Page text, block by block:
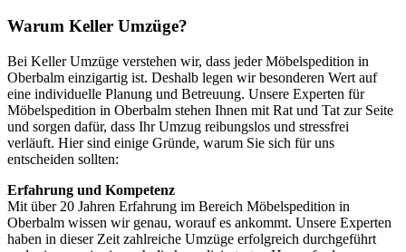
Warum Keller Umzüge?
Bei Keller Umzüge verstehen wir, dass jeder Möbelspedition in
Oberbalm einzigartig ist. Deshalb legen wir besonderen Wert auf
eine individuelle Planung und Betreuung. Unsere Experten für
Möbelspedition in Oberbalm stehen Ihnen mit Rat und Tat zur Seite
und sorgen dafür, dass Ihr Umzug reibungslos und stressfrei
verläuft. Hier sind einige Gründe, warum Sie sich für uns
entscheiden sollten:
Erfahrung und Kompetenz
Mit über 20 Jahren Erfahrung im Bereich Möbelspedition in
Oberbalm wissen wir genau, worauf es ankommt. Unsere Experten
haben in dieser Zeit zahlreiche Umzüge erfolgreich durchgeführt